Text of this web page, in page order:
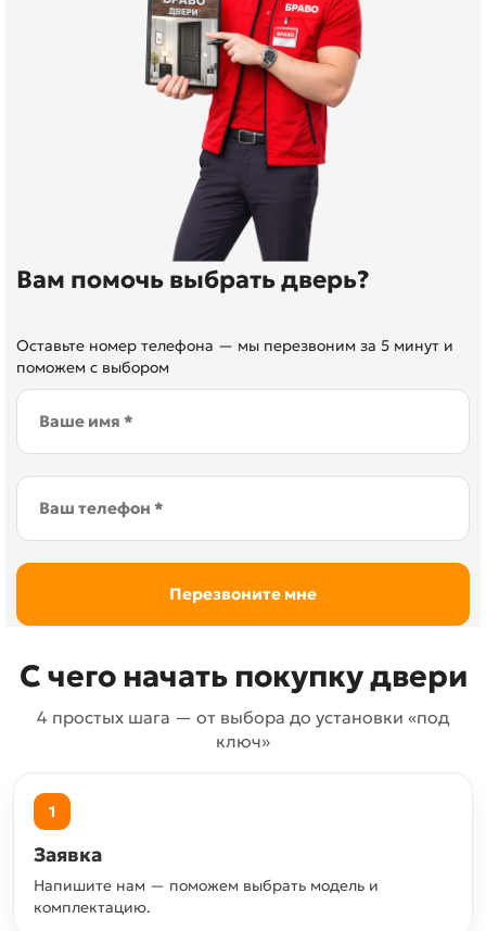
Вам помочь выбрать дверь?
Оставьте номер телефона — мы перезвоним за 5 минут и
поможем с выбором
С чего начать покупку двери
4 простых шага — от выбора до установки «под
ключ»
1
Заявка
Напишите нам — поможем выбрать модель и
комплектацию.